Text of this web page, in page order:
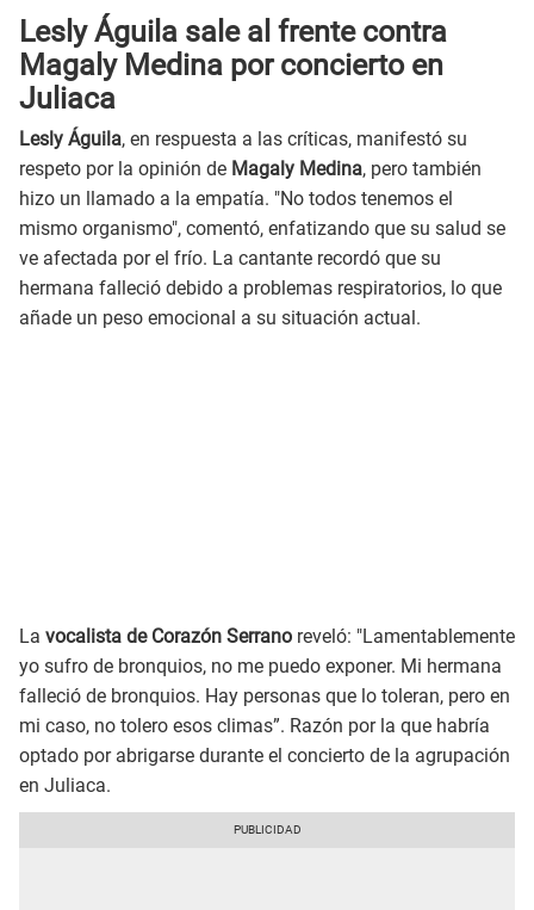
Lesly Águila sale al frente contra
Magaly Medina por concierto en
Juliaca
Lesly Águila, en respuesta a las críticas, manifestó su
respeto por la opinión de Magaly Medina, pero también
hizo un llamado a la empatía. "No todos tenemos el
mismo organismo", comentó, enfatizando que su salud se
ve afectada por el frío. La cantante recordó que su
hermana falleció debido a problemas respiratorios, lo que
añade un peso emocional a su situación actual.
La vocalista de Corazón Serrano reveló: "Lamentablemente
yo sufro de bronquios, no me puedo exponer. Mi hermana
falleció de bronquios. Hay personas que lo toleran, pero en
mi caso, no tolero esos climas”. Razón por la que habría
optado por abrigarse durante el concierto de la agrupación
en Juliaca.